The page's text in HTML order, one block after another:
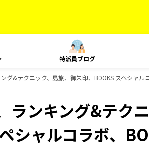
特派員ブログ
グ&テクニック、島旅、御朱印、BOOKS スペシャ
ンキング&テク
シャルコラボ、